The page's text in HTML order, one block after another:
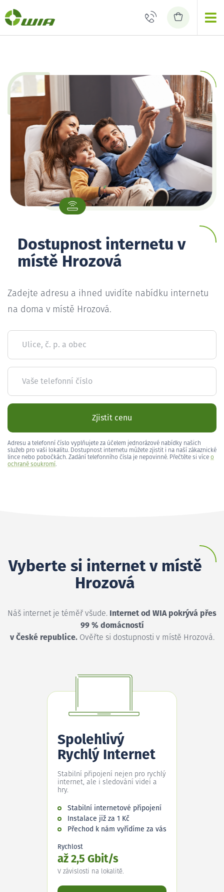
Dostupnost internetu v
místě Hrozová
Zadejte adresu a ihned uvidíte nabídku internetu
na doma v místě Hrozová.
Ulice, č. p. a obec
Vaše telefonní číslo
Zjistit cenu
Adresu a telefonní číslo vyplňujete za účelem jednorázové nabídky našich
služeb pro vaši lokalitu. Dostupnost internetu můžete zjistit i na naší zákaznické
lince nebo pobočkách. Zadání telefonního čísla je nepovinné. Přečtěte si více o
ochraně soukromí.
Vyberte si internet v místě
Hrozová
Náš internet je téměř všude. Internet od WIA pokrývá přes
99 % domácností
v České republice.Ověřte si dostupnosti v místě Hrozová.
Spolehlivý
Rychlý Internet
Stabilní připojení nejen pro rychlý
internet, ale i sledování videí a
hry.
Stabilní internetové připojení
Instalace již za 1 Kč
Přechod k nám vyřídíme za vás
Rychlost
až 2,5 Gbit/s
V závislosti na lokalitě.